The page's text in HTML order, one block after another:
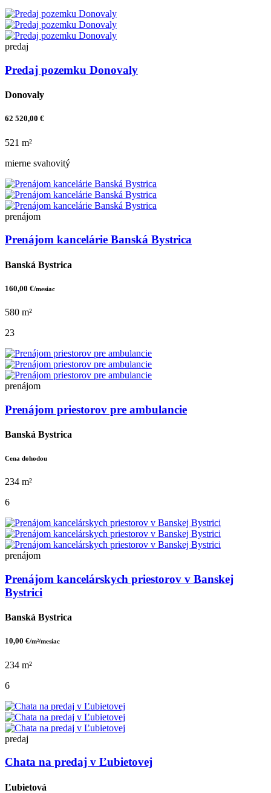
predaj
Predaj pozemku Donovaly
Donovaly
62 520,00 €
521 m²
mierne svahovitý
prenájom
Prenájom kancelárie Banská Bystrica
Banská Bystrica
160,00 €/mesiac
580 m²
23
prenájom
Prenájom priestorov pre ambulancie
Banská Bystrica
Cena dohodou
234 m²
6
prenájom
Prenájom kancelárskych priestorov v Banskej
Bystrici
Banská Bystrica
10,00 €/m²/mesiac
234 m²
6
predaj
Chata na predaj v Ľubietovej
Ľubietová